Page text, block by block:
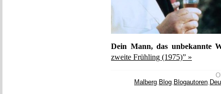
Dein Mann, das unbekannte
zweite Frühling (1975)” »
Malberg, Blog, Blogautoren,